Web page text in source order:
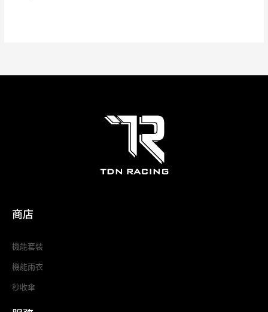
商店
機能套裝
機能雨衣
秒收傘